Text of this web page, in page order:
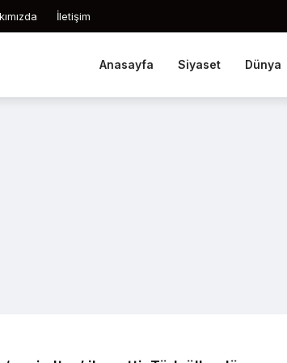
İletişim
Anasayfa Siyaset Dünya